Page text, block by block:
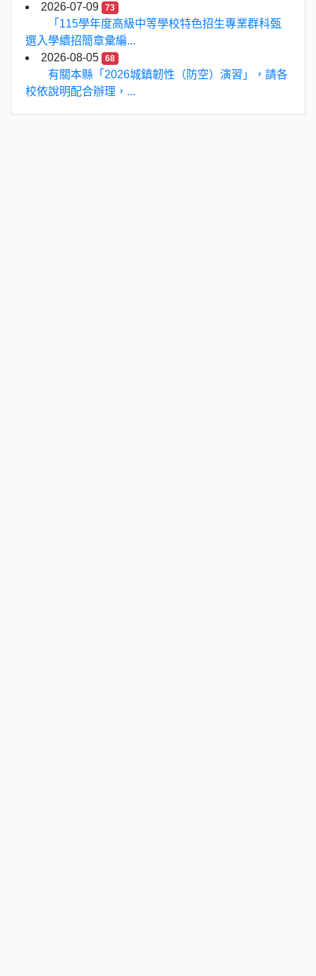
2026-07-09
73
「115學年度高級中等學校特色招生專業群科甄
選入學續招簡章彙編...
2026-08-05
68
有關本縣「2026城鎮韌性（防空）演習」，請各
校依說明配合辦理，...